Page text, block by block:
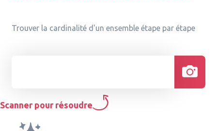
Trouver la cardinalité d'un ensemble étape par étape
Scanner pour résoudre